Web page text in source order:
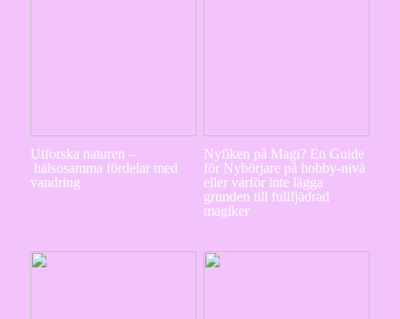
Utforska naturen –
hälsosamma fördelar med
vandring
Nyfiken på Magi? En Guide
för Nybörjare på hobby-nivå
eller varför inte lägga
grunden till fullfjädrad
magiker